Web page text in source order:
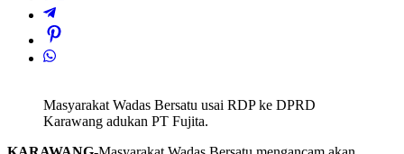
Masyarakat Wadas Bersatu usai RDP ke DPRD
Karawang adukan PT Fujita.